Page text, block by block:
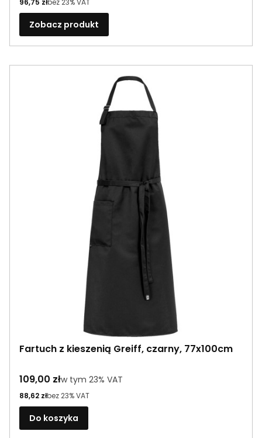
96,75 złbez 23% VAT
Zobacz produkt
Fartuch z kieszenią Greiff, czarny, 77x100cm
Cena brutto
109,00 złw tym %s VAT
w tym 23% VAT
Cena netto
88,62 złbez 23% VAT
Do koszyka